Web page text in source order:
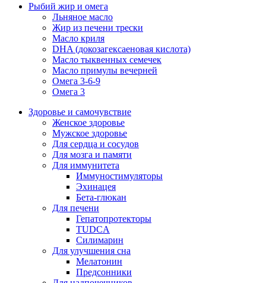
Рыбий жир и омега
Льняное масло
Жир из печени трески
Масло криля
DHA (докозагексаеновая кислота)
Масло тыквенных семечек
Масло примулы вечерней
Омега 3-6-9
Омега 3
Здоровье и самочувствие
Женское здоровье
Мужское здоровье
Для сердца и сосудов
Для мозга и памяти
Для иммунитета
Иммуностимуляторы
Эхинацея
Бета-глюкан
Для печени
Гепатопротекторы
TUDCA
Силимарин
Для улучшения сна
Мелатонин
Предсонники